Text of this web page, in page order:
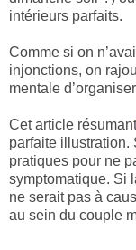
intérieurs parfaits.
Comme si on
injonctions, on
mentale
Cet article
parfaite illustration.
pratiques pour ne
symptomatique. Si
ne serait pas à
au sein du couple